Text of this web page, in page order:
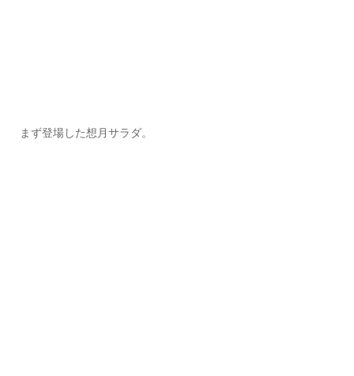
まず登場した想月サラダ。